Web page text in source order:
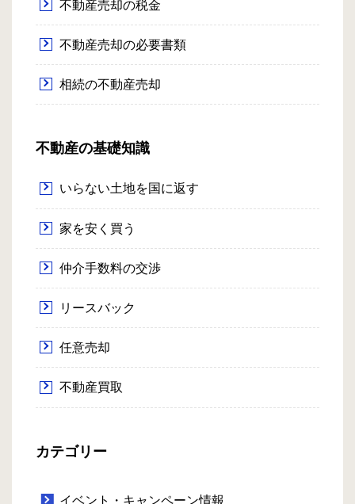
不動産売却の税金
不動産売却の必要書類
相続の不動産売却
不動産の基礎知識
いらない土地を国に返す
家を安く買う
仲介手数料の交渉
リースバック
任意売却
不動産買取
カテゴリー
イベント・キャンペーン情報